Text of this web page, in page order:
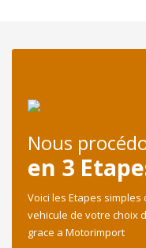
Nous
en 3
Voici les Etapes
vehicule de votre choix
grace a Motorimport